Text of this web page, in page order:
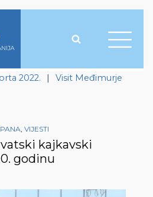
2022. | Visit Međimurje
, VIJESTI
kajkavski
godinu